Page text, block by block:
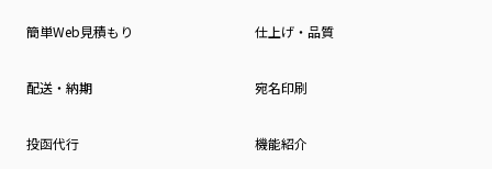
簡単Web見積もり 仕上げ・品質
配送・納期 宛名印刷
投函代行 機能紹介